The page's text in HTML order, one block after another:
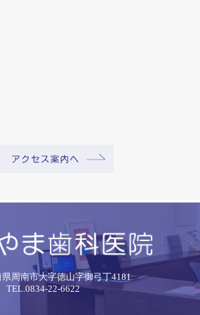
県周南市大字徳山字御弓丁4181
TEL.0834-22-6622